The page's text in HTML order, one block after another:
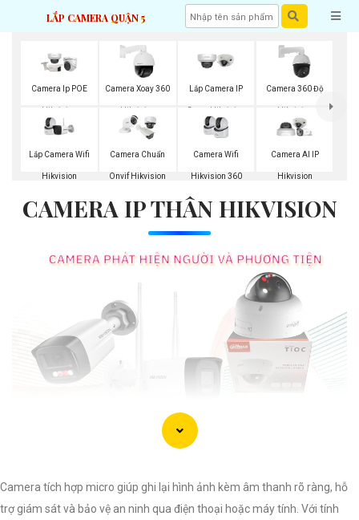
LẮP CAMERA QUẬN 5
Camera Ip POE
Hikvision
Camera Xoay 360
Hikvision
Lắp Camera IP
Dome Hikvision
Camera 360 Độ
Hikvision
Lắp Camera Wifi
Hikvision
Camera Chuẩn
Onvif Hikvision
Camera Wifi
Hikvision 360
Camera AI IP
Hikvision
CAMERA IP THÂN HIKVISION
Camera tích hợp micro giúp ghi lại hình ảnh kèm âm thanh rõ ràng, hỗ
trợ giám sát và bảo vệ an ninh qua điện thoại hoặc máy tính. Với tính